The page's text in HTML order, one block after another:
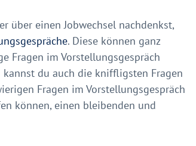
über einen Jobwechsel nachdenkst,
. Diese können ganz
Fragen im Vorstellungsgespräch
du auch die kniffligsten Fragen
Fragen im Vorstellungsgespräch
können, einen bleibenden und